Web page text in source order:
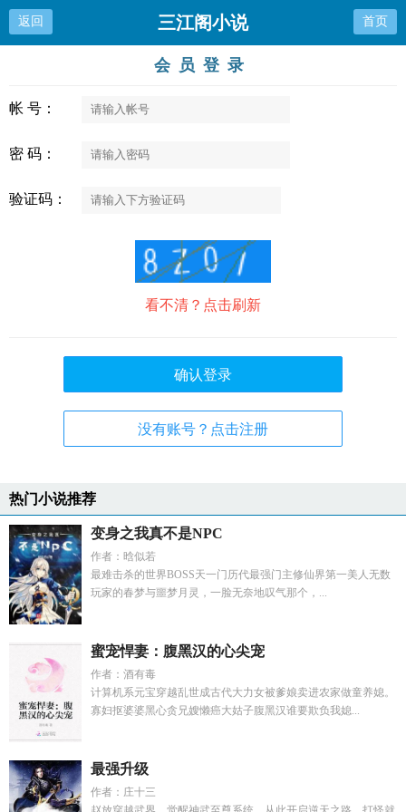
返回 三江阁小说 首页
会员登录
帐 号：
密 码：
验证码：
看不清？点击刷新
确认登录
没有账号？点击注册
热门小说推荐
变身之我真不是NPC
作者：晗似若
最难击杀的世界BOSS天一门历代最强门主修仙界第一美人无数
玩家的春梦与噩梦月灵，一脸无奈地叹气那个，...
蜜宠悍妻：腹黑汉的心尖宠
作者：酒有毒
计算机系元宝穿越乱世成古代大力女被爹娘卖进农家做童养媳。
寡妇抠婆婆黑心贪兄嫂懒癌大姑子腹黑汉谁要欺负我媳...
最强升级
作者：庄十三